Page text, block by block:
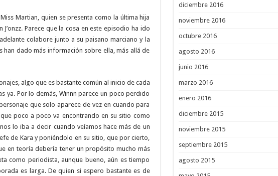
Martian, quien se presenta como la última hija
Parece que la cosa en este episodio ha ido
colabore junto a su paisano marciano y la
han dado más información sobre ella, más allá de
algo que es bastante común al inicio de cada
ya. Por lo demás, Winnn parece un poco perdido
que solo aparece de vez en cuando para
poco a poco va encontrando en su sitio como
lo iba a decir cuando veíamos hace más de un
de Kara y poniéndolo en su sitio, que por cierto,
en teoría debería tener un propósito mucho más
como periodista, aunque bueno, aún es tiempo
es larga. De quien si espero bastante es de
diciembre 2016
noviembre 2016
octubre 2016
agosto 2016
junio 2016
marzo 2016
enero 2016
diciembre 2015
noviembre 2015
septiembre 2015
agosto 2015